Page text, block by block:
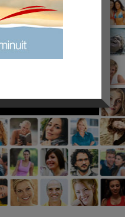
PLUS
COACHING